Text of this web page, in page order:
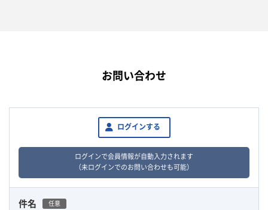
お問い合わせ
ログインする
ログインで会員情報が自動入力されます
（未ログインでのお問い合わせも可能）
件名 任意